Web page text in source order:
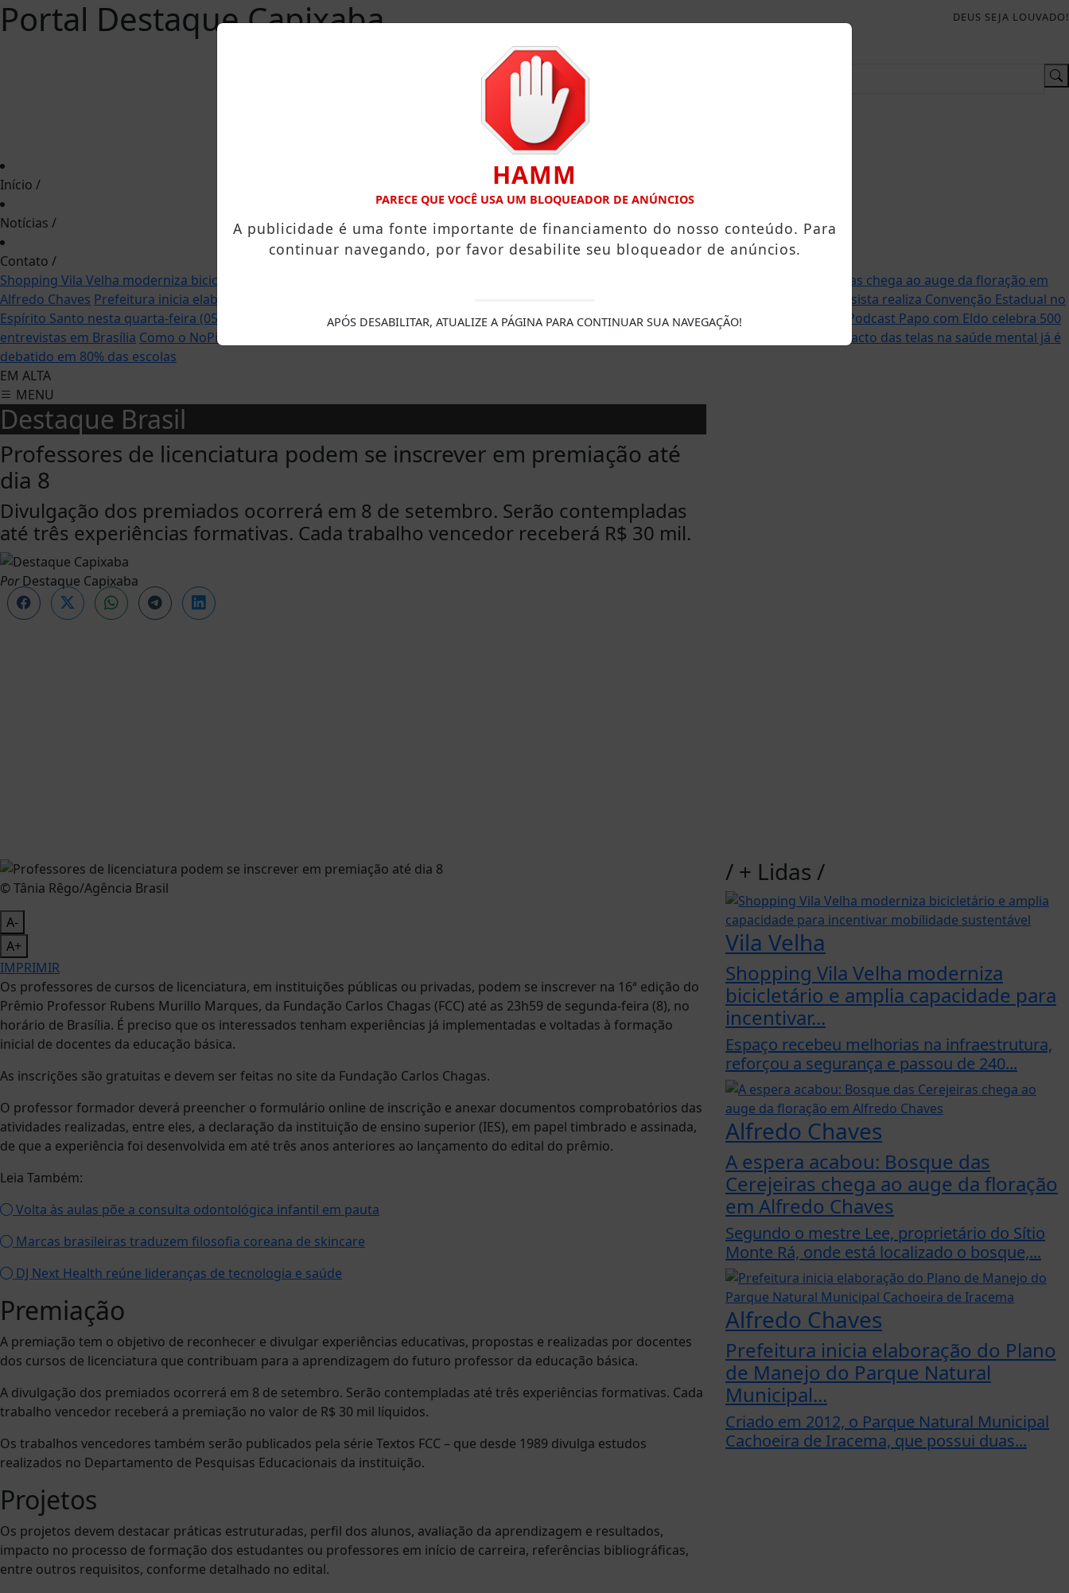
Portal Destaque Capixaba DEUS SEJA LOUVADO!
Início /
Notícias /
Contato /
Shopping Vila Velha moderniza bicicletário e amplia capacidade para incentivar mobilidade sustentável
A espera acabou: Bosque das Cerejeiras chega ao auge da floração em
Alfredo Chaves Prefeitura inicia elaboração do Plano de Manejo do Parque Natural Municipal Cachoeira de Iracema
Federação União Progressista realiza Convenção Estadual no
Espírito Santo nesta quarta-feira (05)
Medida provisória reforça crédito e habitação e altera programas Desenrola e Minha Casa, Minha Vida
Podcast Papo com Eldo celebra 500
entrevistas em Brasília Como o NoPing melhora sua performance nos jogos online
Impacto das telas na saúde mental já é
debatido em 80% das escolas
EM ALTA
MENU
Destaque Brasil
Professores de licenciatura podem se inscrever em premiação até
dia 8
Divulgação dos premiados ocorrerá em 8 de setembro. Serão contempladas
até três experiências formativas. Cada trabalho vencedor receberá R$ 30 mil.
PorDestaque Capixaba
© Tânia Rêgo/Agência Brasil
A-
A+
IMPRIMIR
Os professores de cursos de licenciatura, em instituições públicas ou privadas, podem se inscrever na 16ª edição do
Prêmio Professor Rubens Murillo Marques, da Fundação Carlos Chagas (FCC) até as 23h59 de segunda-feira (8), no
horário de Brasília. É preciso que os interessados tenham experiências já implementadas e voltadas à formação
inicial de docentes da educação básica.
As inscrições são gratuitas e devem ser feitas no site da Fundação Carlos Chagas.
O professor formador deverá preencher o formulário online de inscrição e anexar documentos comprobatórios das
atividades realizadas, entre eles, a declaração da instituição de ensino superior (IES), em papel timbrado e assinada,
de que a experiência foi desenvolvida em até três anos anteriores ao lançamento do edital do prêmio.
Leia Também:
Volta às aulas põe a consulta odontológica infantil em pauta
Marcas brasileiras traduzem filosofia coreana de skincare
DJ Next Health reúne lideranças de tecnologia e saúde
Premiação
A premiação tem o objetivo de reconhecer e divulgar experiências educativas, propostas e realizadas por docentes
dos cursos de licenciatura que contribuam para a aprendizagem do futuro professor da educação básica.
A divulgação dos premiados ocorrerá em 8 de setembro. Serão contempladas até três experiências formativas. Cada
trabalho vencedor receberá a premiação no valor de R$ 30 mil líquidos.
Os trabalhos vencedores também serão publicados pela série Textos FCC – que desde 1989 divulga estudos
realizados no Departamento de Pesquisas Educacionais da instituição.
Projetos
Os projetos devem destacar práticas estruturadas, perfil dos alunos, avaliação da aprendizagem e resultados,
impacto no processo de formação dos estudantes ou professores em início de carreira, referências bibliográficas,
entre outros requisitos, conforme detalhado no edital.
/ + Lidas /
Vila Velha
Shopping Vila Velha moderniza
bicicletário e amplia capacidade para
incentivar...
Espaço recebeu melhorias na infraestrutura,
reforçou a segurança e passou de 240...
Alfredo Chaves
A espera acabou: Bosque das
Cerejeiras chega ao auge da floração
em Alfredo Chaves
Segundo o mestre Lee, proprietário do Sítio
Monte Rá, onde está localizado o bosque,...
Alfredo Chaves
Prefeitura inicia elaboração do Plano
de Manejo do Parque Natural
Municipal...
Criado em 2012, o Parque Natural Municipal
Cachoeira de Iracema, que possui duas...
HAMM
PARECE QUE VOCÊ USA UM BLOQUEADOR DE ANÚNCIOS
A publicidade é uma fonte importante de financiamento do nosso conteúdo. Para
continuar navegando, por favor desabilite seu bloqueador de anúncios.
APÓS DESABILITAR, ATUALIZE A PÁGINA PARA CONTINUAR SUA NAVEGAÇÃO!